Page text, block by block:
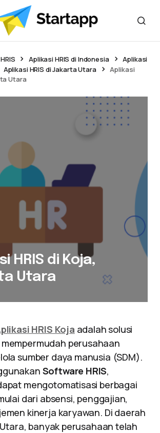
Aplikasi HRIS di Indonesia
Aplikasi
Aplikasi HRIS di Jakarta Utara
Aplikasi
Utara
HRIS di Koja,
Utara
HRIS Koja adalah solusi
perusahaan
sumber daya manusia (SDM).
Software HRIS,
mengotomatisasi berbagai
dari absensi, penggajian,
kinerja karyawan. Di daerah
banyak perusahaan telah